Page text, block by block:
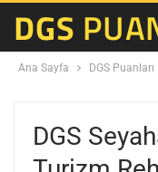
Ana Sayfa DGS Puanları
DGS